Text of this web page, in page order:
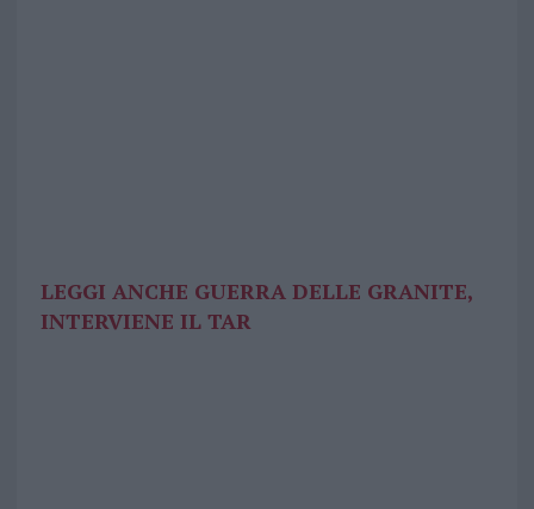
LEGGI ANCHE GUERRA DELLE GRANITE,
INTERVIENE IL TAR